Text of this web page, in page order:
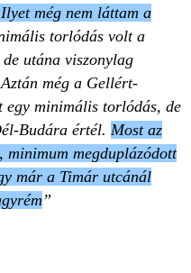
Ilyet még nem láttam a
torlódás volt a
utána viszonylag
még a Gellért-
minimális torlódás, de
Budára értél. Most az
minimum megduplázódott
már a Timár utcánál